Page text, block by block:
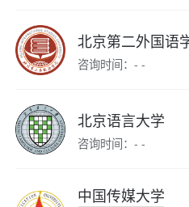
北京第二外国语
咨询时间：- -
北京语言大学
咨询时间：- -
中国传媒大学